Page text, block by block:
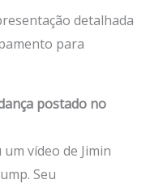
detalhada
para
postado no
vídeo de Jimin
Seu